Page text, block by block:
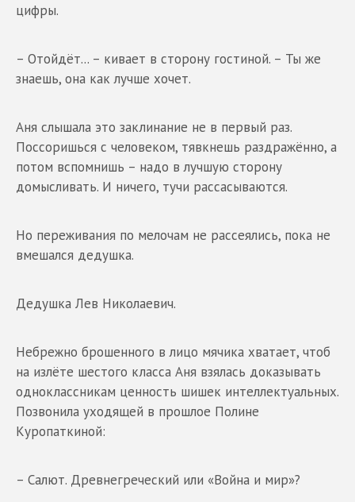
цифры.
– Отойдёт... – кивает в сторону гостиной. – Ты же
знаешь, она как лучше хочет.
Аня слышала это заклинание не в первый раз.
Поссоришься с человеком, тявкнешь раздражённо, а
потом вспомнишь – надо в лучшую сторону
домысливать. И ничего, тучи рассасываются.
Но переживания по мелочам не рассеялись, пока не
вмешался дедушка.
Дедушка Лев Николаевич.
Небрежно брошенного в лицо мячика хватает, чтоб
на излёте шестого класса Аня взялась доказывать
одноклассникам ценность шишек интеллектуальных.
Позвонила уходящей в прошлое Полине
Куропаткиной:
– Салют. Древнегреческий или «Война и мир»?